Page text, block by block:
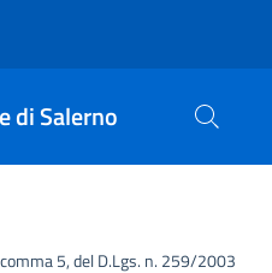
di Salerno
5, del D.Lgs. n. 259/2003